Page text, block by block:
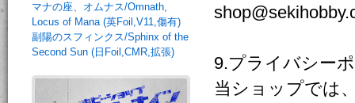
9.プライバシー
当ショップでは
マナの座、オムナス/Omnath,
Locus of Mana (英Foil,V11,傷有)
副陽のスフィンクス/Sphinx of the
Second Sun (日Foil,CMR,拡張)